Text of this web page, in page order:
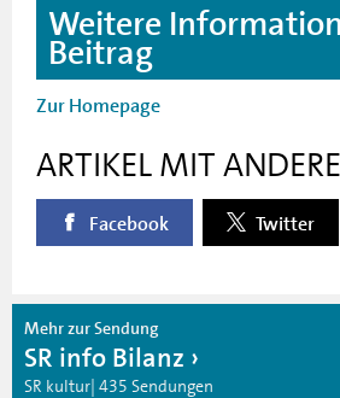
Weitere
Beitrag
Zur Homepage
ARTIKEL MIT
Facebook Twitter
Mehr zur Sendung
SR info Bilanz
SR kultur| 435 Sendungen